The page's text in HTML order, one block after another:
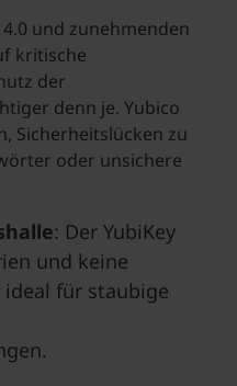
und zunehmenden
kritische
der
denn je. Yubico
Sicherheitslücken zu
oder unsichere
: Der YubiKey
und keine
für staubige